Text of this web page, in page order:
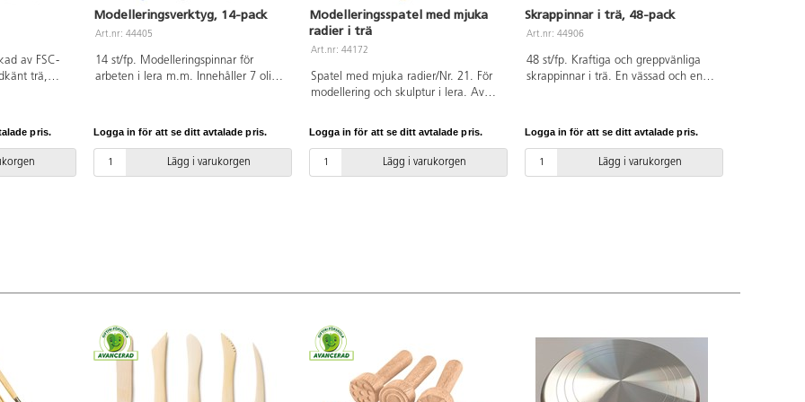
av FSC-
trä,
pris.
Modelleringsverktyg, 14-pack
Art.nr: 44405
14 st/fp. Modelleringspinnar för
arbeten i lera m.m. Innehåller 7 olika
Logga in för att se ditt avtalade pris.
Lägg i varukorgen
Modelleringsspatel med mjuka
radier i trä
Art.nr: 44172
Spatel med mjuka radier/Nr. 21. För
modellering och skulptur i lera. Av
Logga in för att se ditt avtalade pris.
Lägg i varukorgen
Skrappinnar i trä, 48-pack
Art.nr: 44906
48 st/fp. Kraftiga och greppvänliga
skrappinnar i trä. En vässad och en
Logga in för att se ditt avtalade pris.
Lägg i varukorgen